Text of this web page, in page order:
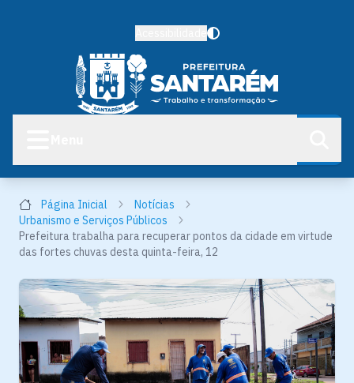
Página Inicial
Notícias
Urbanismo e Serviços Públicos
Prefeitura trabalha para recuperar pontos da cidade em virtude
das fortes chuvas desta quinta-feira, 12